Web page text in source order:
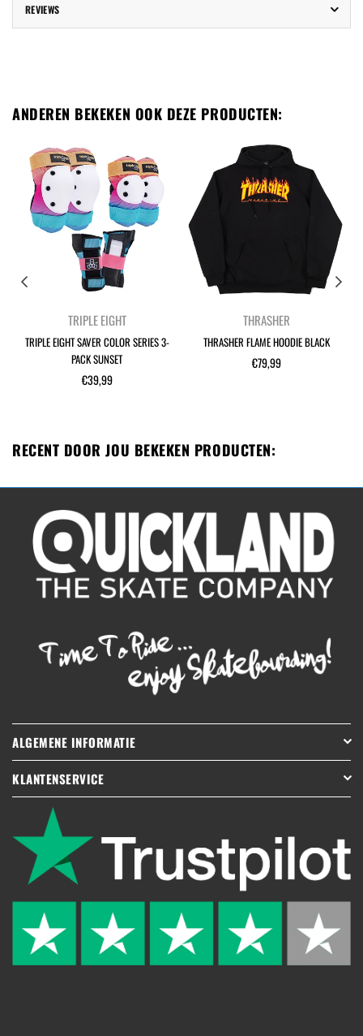
REVIEWS
ANDEREN BEKEKEN OOK DEZE PRODUCTEN:
TRIPLE EIGHT
TRIPLE EIGHT SAVER COLOR SERIES 3-
PACK SUNSET
Normale
€39,99
THRASHER
THRASHER FLAME HOODIE BLACK
Normale
€79,99
RECENT DOOR JOU BEKEKEN PRODUCTEN:
ALGEMENE INFORMATIE
KLANTENSERVICE